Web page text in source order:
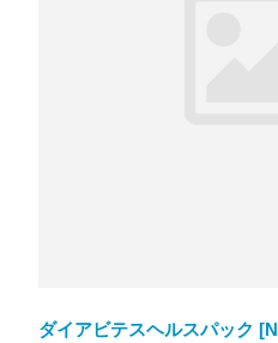
ダイアビテスヘルスパック